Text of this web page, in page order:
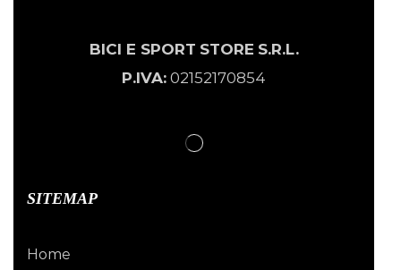
BICI E SPORT STORE S.R.L.
P.IVA: 02152170854
SITEMAP
Home